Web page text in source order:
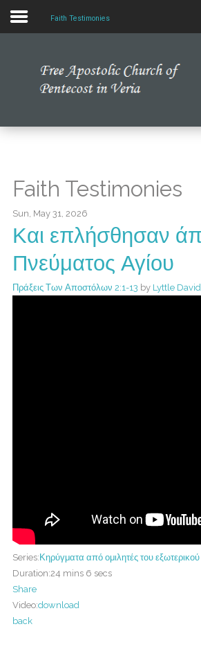
Home
Faith Testimonies
Faith Testimonies
Sun, May 31, 2026
Και επλήσθησαν
Πνεύματος Αγίου
Πράξεις Των Αποστόλων 2:1-13 by Lyttle David
Series: Κηρύγματα από ομιλητές του εξωτερικού
Duration:24 mins 6 secs
Share
Video:download
back